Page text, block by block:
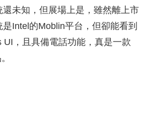
未知，但展場上是，雖然離上市
Intel的Moblin平台，但卻能看到
UI，且具備電話功能，真是一款